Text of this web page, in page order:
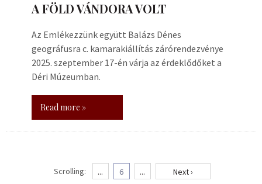
A FÖLD VÁNDORA VOLT
Az Emlékezzünk együtt Balázs Dénes
geográfusra c. kamarakiállítás zárórendezvénye
2025. szeptember 17-én várja az érdeklődőket a
Déri Múzeumban.
Read more »
Scrolling: ... 6 ... Next ›